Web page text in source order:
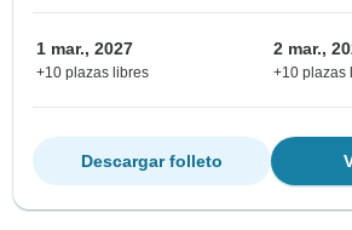
1 mar., 2027
+10 plazas libres
2 mar.,
+10 plazas
Descargar folleto